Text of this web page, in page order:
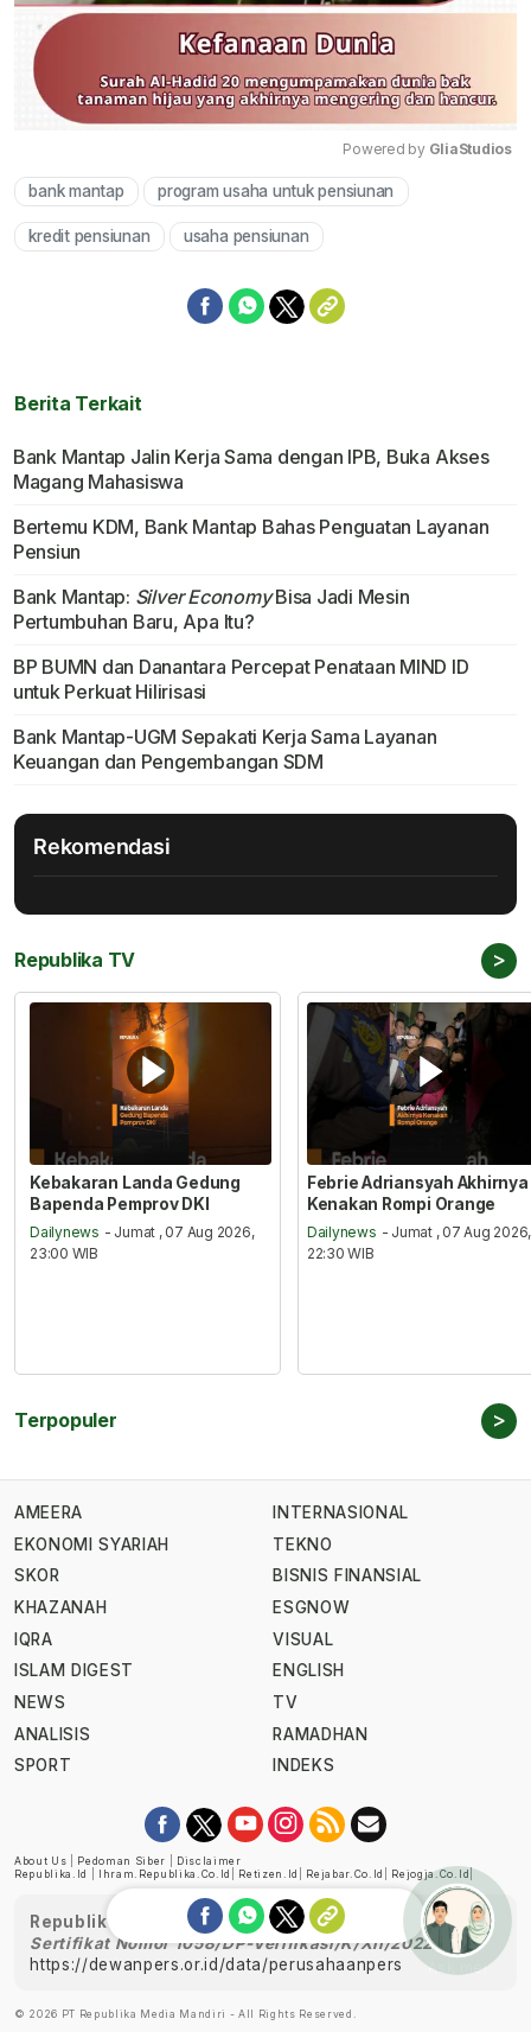
Powered by GliaStudios
bank mantap program usaha untuk pensiunan
kredit pensiunan usaha pensiunan
Berita Terkait
Bank Mantap Jalin Kerja Sama dengan IPB, Buka Akses
Magang Mahasiswa
Bertemu KDM, Bank Mantap Bahas Penguatan Layanan
Pensiun
Bank Mantap: Silver EconomyBisa Jadi Mesin
Pertumbuhan Baru, Apa Itu?
BP BUMN dan Danantara Percepat Penataan MIND ID
untuk Perkuat Hilirisasi
Bank Mantap-UGM Sepakati Kerja Sama Layanan
Keuangan dan Pengembangan SDM
Rekomendasi
Republika TV >
Kebakaran Landa Gedung
Bapenda Pemprov DKI
Dailynews - Jumat , 07 Aug 2026,
23:00 WIB
Febrie Adriansyah Akhirnya
Kenakan Rompi Orange
Dailynews - Jumat , 07 Aug 2026,
22:30 WIB
Terpopuler >
AMEERA
EKONOMI SYARIAH
SKOR
KHAZANAH
IQRA
ISLAM DIGEST
NEWS
ANALISIS
SPORT
INTERNASIONAL
TEKNO
BISNIS FINANSIAL
ESGNOW
VISUAL
ENGLISH
TV
RAMADHAN
INDEKS
About Us Pedoman Siber
Disclaimer
Republika.id
Ihram.republika.co.id Retizen.id Rejabar.co.id Rejogja.co.id
Republika telah diverifikasi oleh Dewan Pers
Sertifikat Nomor 1058/DP-Verifikasi/K/XII/2022
https://dewanpers.or.id/data/perusahaanpers
© 2026 PT Republika Media Mandiri - All Rights Reserved.
Ask me!